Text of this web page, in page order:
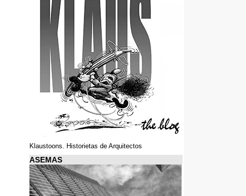
Klaustoons. Historietas de Arquitectos
ASEMAS